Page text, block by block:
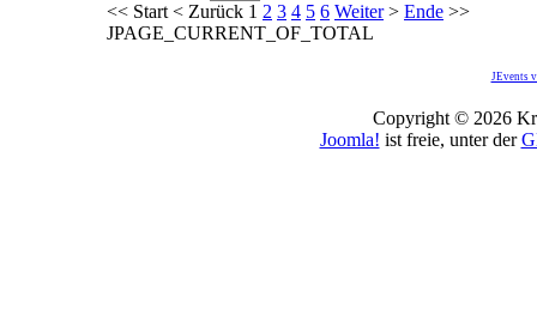
<< Start < Zurück 1 2 3 4 5 6 Weiter> Ende >>
JPAGE_CURRENT_OF_TOTAL
JEvents
Copyright © 2026
Joomla! ist freie, unter der